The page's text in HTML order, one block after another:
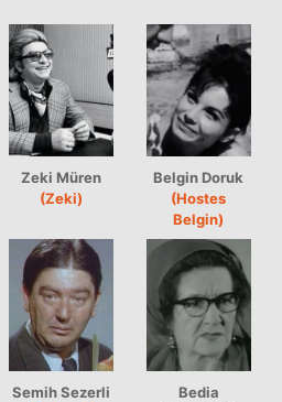
Zeki Müren
(Zeki)
Belgin Doruk
(Hostes
Belgin)
Semih Sezerli
Bedia